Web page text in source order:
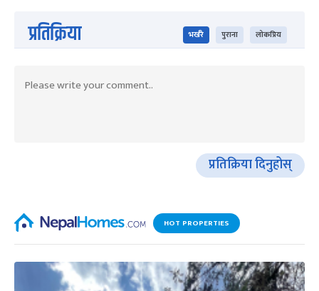
प्रतिक्रिया भर्खरै पुराना लोकप्रिय
प्रतिक्रिया दिनुहोस्
HOT PROPERTIES